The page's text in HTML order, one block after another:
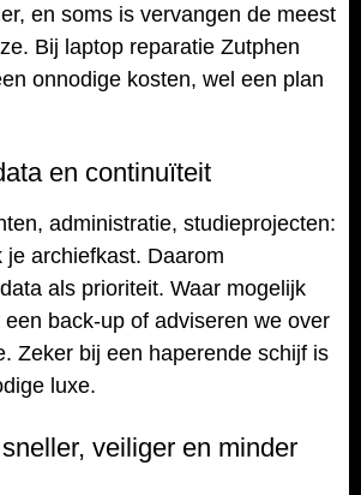
en soms is vervangen de meest
Bij laptop reparatie Zutphen
onnodige kosten, wel een plan
en continuïteit
administratie, studieprojecten:
je archiefkast. Daarom
als prioriteit. Waar mogelijk
back-up of adviseren we over
Zeker bij een haperende schijf is
luxe.
veiliger en minder